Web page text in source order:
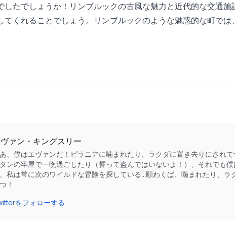
したでしょうか！リンブルックの古風な魅力と近代的な交通施
てくれることでしょう。リンブルックのような魅惑的な町で
ァン・キングスリー
、僕はエヴァンだ！ピラニアに噛まれたり、ラクダに置き去りにされ
ンの牢屋で一晩過ごしたり（誓って盗んではいないよ！）、それでも
私は常に次のワイルドな冒険を探している...願わくば、噛まれたり、
！
をフォローする